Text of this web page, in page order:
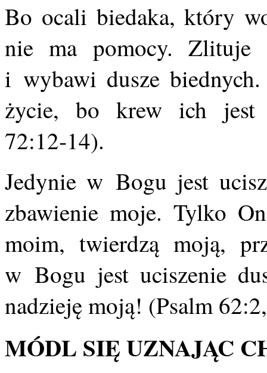
Bo ocali biedaka, który
nie ma pomocy. Zlituje
i wybawi dusze
życie, bo krew ich jest
72:12‑14).
Jedynie w Bogu jest
zbawienie moje. Tylko
moim, twierdzą moją,
w Bogu jest uciszenie
nadzieję moją! (Psalm
MÓDL SIĘ UZNAJĄC